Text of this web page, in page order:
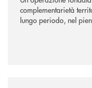
complementarietà
lungo periodo, nel
negoziazione